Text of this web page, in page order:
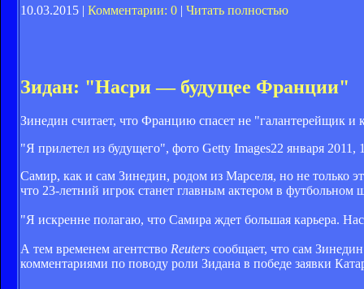
10.03.2015 | Комментарии: 0 | Читать полностью
Зидан: "Насри — будущее Франции"
Зинедин считает, что Францию спасет не "галантерейщик и
"Я прилетел из будущего", фото Getty Images22 января 2011,
Самир, как и сам Зинедин, родом из Марселя, но не только
что 23-летний игрок станет главным актером в футбольном
"Я искренне полагаю, что Самира ждет большая карьера.
А тем временем агентство Reuters сообщает, что сам
комментариями по поводу роли Зидана в победе заявки